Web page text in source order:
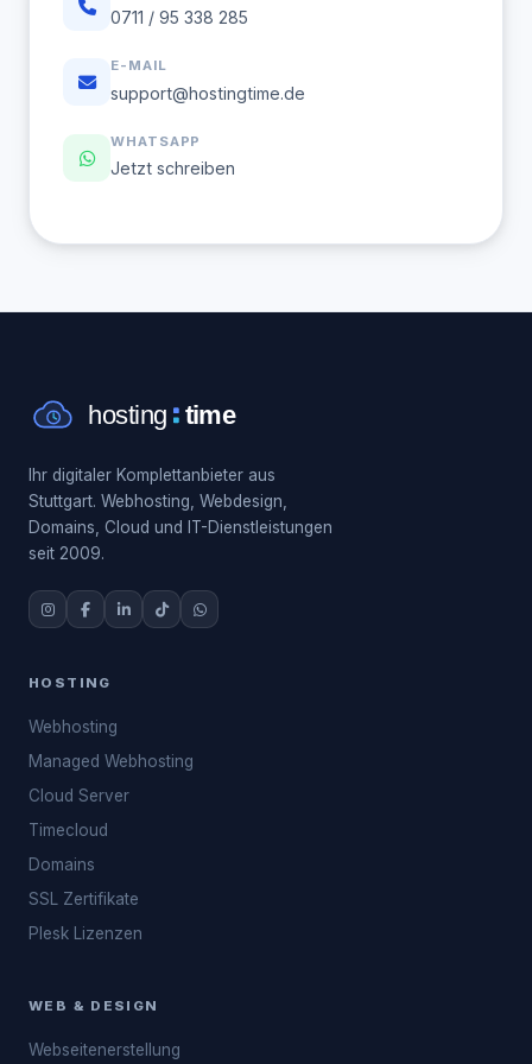
0711 / 95 338 285
E-MAIL
support@hostingtime.de
WHATSAPP
Jetzt schreiben
Ihr digitaler Komplettanbieter aus
Stuttgart. Webhosting, Webdesign,
Domains, Cloud und IT-Dienstleistungen
seit 2009.
HOSTING
Webhosting
Managed Webhosting
Cloud Server
Timecloud
Domains
SSL Zertifikate
Plesk Lizenzen
WEB & DESIGN
Webseitenerstellung